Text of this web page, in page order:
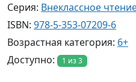
Серия: Внеклассное
ISBN: 978-5-353-07209-6
Возрастная категория: 6+
Доступно:
1 из 3